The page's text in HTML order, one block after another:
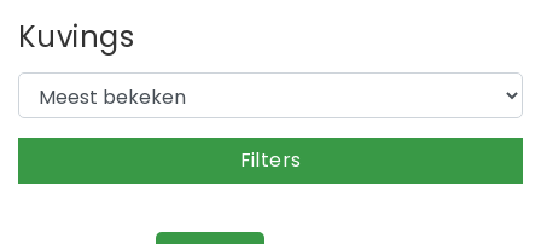
Kuvings
Filters